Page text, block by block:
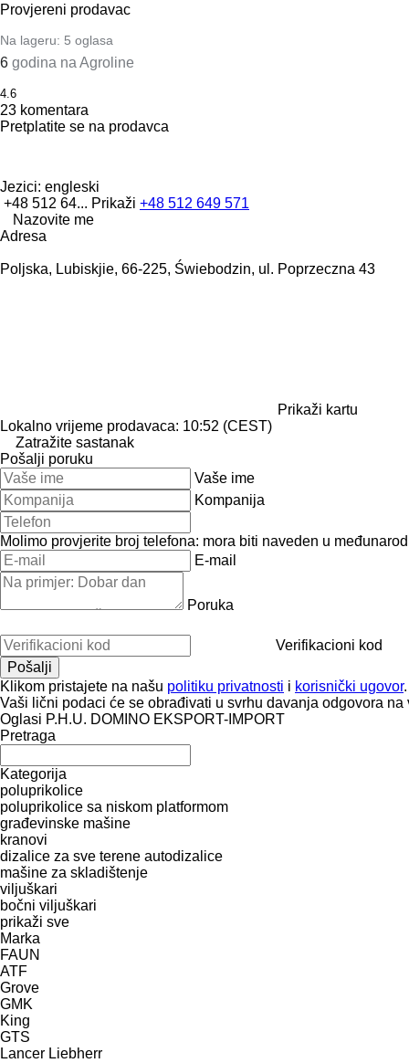
Provjereni prodavac
Na lageru: 5 oglasa
6 godina na Agroline
4.6
23 komentara
Pretplatite se na prodavca
Jezici: engleski
+48 512 64... Prikaži +48 512 649 571
Nazovite me
Adresa
Poljska, Lubiskjie, 66-225, Świebodzin, ul. Poprzeczna 43
Prikaži kartu
Lokalno vrijeme prodavaca: 10:52 (CEST)
Zatražite sastanak
Pošalji poruku
Vaše ime
Kompanija
Molimo provjerite broj telefona: mora biti naveden u
E-mail
Poruka
Verifikacioni kod
Klikom pristajete na našu politiku privatnosti i korisnički ugovor.
Vaši lični podaci će se obrađivati ​​u svrhu davanja odgovora na
Oglasi P.H.U. DOMINO EKSPORT-IMPORT
Pretraga
Kategorija
poluprikolice
poluprikolice sa niskom platformom
građevinske mašine
kranovi
dizalice za sve terene autodizalice
mašine za skladištenje
viljuškari
bočni viljuškari
prikaži sve
Marka
FAUN
ATF
Grove
GMK
King
GTS
Lancer Liebherr